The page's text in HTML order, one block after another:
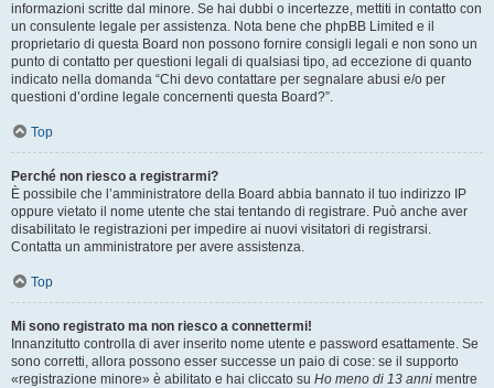
informazioni scritte dal minore. Se hai dubbi o incertezze, mettiti in contatto con
un consulente legale per assistenza. Nota bene che phpBB Limited e il
proprietario di questa Board non possono fornire consigli legali e non sono un
punto di contatto per questioni legali di qualsiasi tipo, ad eccezione di quanto
indicato nella domanda “Chi devo contattare per segnalare abusi e/o per
questioni d’ordine legale concernenti questa Board?”.
Top
Perché non riesco a registrarmi?
È possibile che l’amministratore della Board abbia bannato il tuo indirizzo IP
oppure vietato il nome utente che stai tentando di registrare. Può anche aver
disabilitato le registrazioni per impedire ai nuovi visitatori di registrarsi.
Contatta un amministratore per avere assistenza.
Top
Mi sono registrato ma non riesco a connettermi!
Innanzitutto controlla di aver inserito nome utente e password esattamente. Se
sono corretti, allora possono esser successe un paio di cose: se il supporto
«registrazione minore» è abilitato e hai cliccato su Ho meno di 13 anni mentre